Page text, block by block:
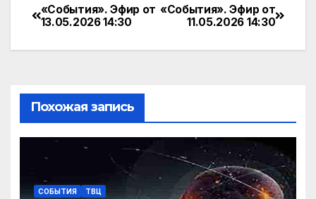
e
n
s
s
ni
ki
itt п
т
ь
Навигация
по
«События». Эфир от
11.05.2026 14:30
«События». Эфир от
13.05.2026 14:30
Похожая запись
СОБЫТИЯ ТВЦ